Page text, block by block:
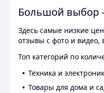
Большой выбор
Здесь самые низкие
отзывы с фото и
Топ категорий по
Техника и
Товары для дома и